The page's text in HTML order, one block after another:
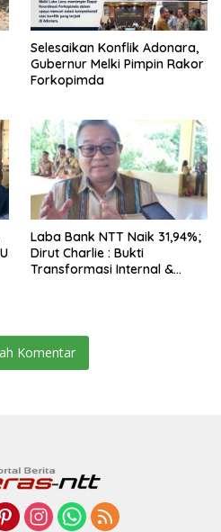
Selesaikan Konflik Adonara,
Gubernur Melki Pimpin Rakor
Forkopimda
Laba Bank NTT Naik 31,94%;
Dirut Charlie : Bukti
Transformasi Internal &
Komentar